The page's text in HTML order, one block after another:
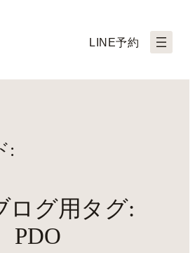
LINE予約
:
ログ用タグ:
PDO